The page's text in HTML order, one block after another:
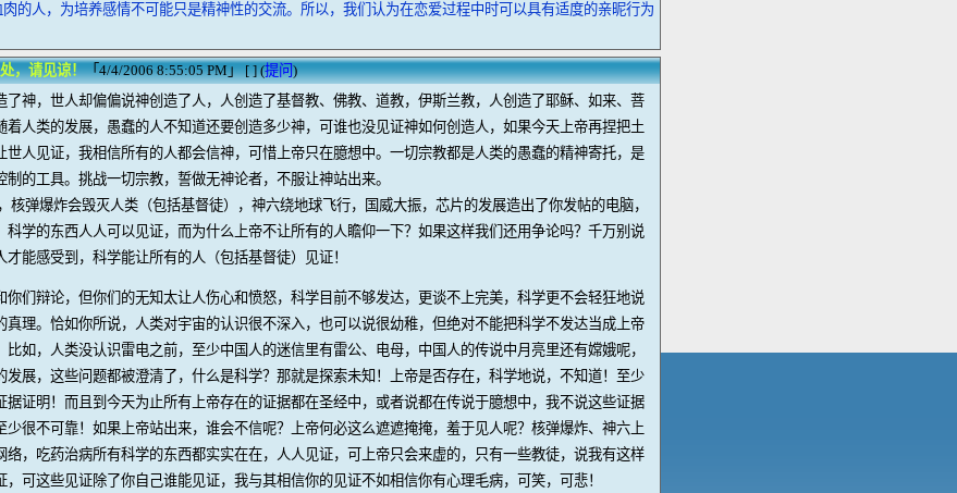
的人，为培养感情不可能只是精神性的交流。所以，我们认为在恋爱过程中时可以具有适度的亲昵行为
，请见谅！「4/4/2006 8:55:05 PM」 [ ] (提问)
了神，世人却偏偏说神创造了人，人创造了基督教、佛教、道教，伊斯兰教，人创造了耶稣、如来、菩
着人类的发展，愚蠢的人不知道还要创造多少神，可谁也没见证神如何创造人，如果今天上帝再捏把土
世人见证，我相信所有的人都会信神，可惜上帝只在臆想中。一切宗教都是人类的愚蠢的精神寄托，是
制的工具。挑战一切宗教，誓做无神论者，不服让神站出来。
核弹爆炸会毁灭人类（包括基督徒），神六绕地球飞行，国威大振，芯片的发展造出了你发帖的电脑，
科学的东西人人可以见证，而为什么上帝不让所有的人瞻仰一下？如果这样我们还用争论吗？千万别说
才能感受到，科学能让所有的人（包括基督徒）见证！
你们辩论，但你们的无知太让人伤心和愤怒，科学目前不够发达，更谈不上完美，科学更不会轻狂地说
真理。恰如你所说，人类对宇宙的认识很不深入，也可以说很幼稚，但绝对不能把科学不发达当成上帝
比如，人类没认识雷电之前，至少中国人的迷信里有雷公、电母，中国人的传说中月亮里还有嫦娥呢，
发展，这些问题都被澄清了，什么是科学？那就是探索未知！上帝是否存在，科学地说，不知道！至少
据证明！而且到今天为止所有上帝存在的证据都在圣经中，或者说都在传说于臆想中，我不说这些证据
少很不可靠！如果上帝站出来，谁会不信呢？上帝何必这么遮遮掩掩，羞于见人呢？核弹爆炸、神六上
络，吃药治病所有科学的东西都实实在在，人人见证，可上帝只会来虚的，只有一些教徒，说我有这样
，可这些见证除了你自己谁能见证，我与其相信你的见证不如相信你有心理毛病，可笑，可悲！